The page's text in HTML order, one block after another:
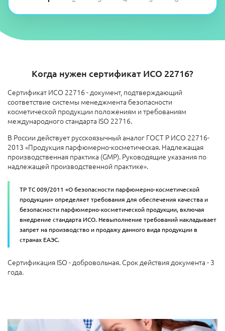
Когда нужен сертификат ИСО 22716?
Сертификат ИСО 22716 - документ, подтверждающий
соответствие системы менеджмента безопасности
косметической продукции положениям и требованиям
международного стандарта ISO 22716.
В России действует русскоязычный аналог ГОСТ Р ИСО 22716-
2013 «Продукция парфюмерно-косметическая. Надлежащая
производственная практика (GMP). Руководящие указания по
надлежащей производственной практике».
ТР ТС 009/2011 «О безопасности парфюмерно-косметической
продукции» определяет требования для обеспечения качества и
безопасности парфюмерно-косметической продукции, включая
внедрение стандарта ИСО. Невыполнение требований накладывает
запрет на производство и продажу данного вида продукции в
странах ЕАЭС.
Сертификация ISO - добровольная. Срок действия документа - 3
года.